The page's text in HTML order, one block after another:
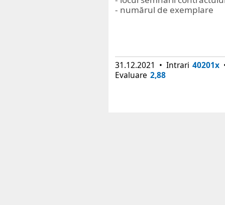
- numărul de exemplare
31.12.2021 • Intrari 40201x
Evaluare 2,88